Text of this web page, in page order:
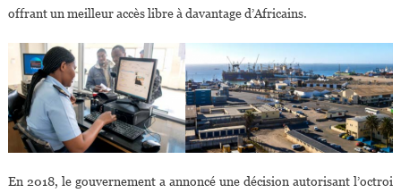
offrant un meilleur accès libre à davantage d’Africains.
En 2018, le gouvernement a annoncé une décision autorisant l’octroi